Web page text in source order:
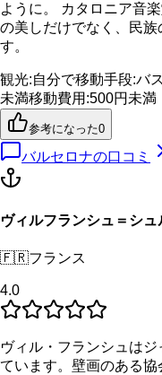
ように。 カタロニア音
の美しだけでなく、民
す。
観光:自分で移動手段:バ
未満移動費用 :500円未満
参考になった0
バルセロナの口コミ
ヴィルフランシュ＝シュ
🇫🇷フランス
4.0
ヴィル・フランシュは
ています。壁画のある